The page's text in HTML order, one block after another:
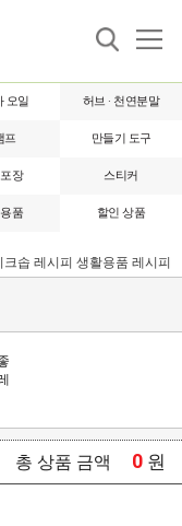
오일 허브 · 천연분말
프 만들기 도구
장 스티커
품 할인 상품
크솝 레시피 생활용품 레시피
총 상품 금액 0 원